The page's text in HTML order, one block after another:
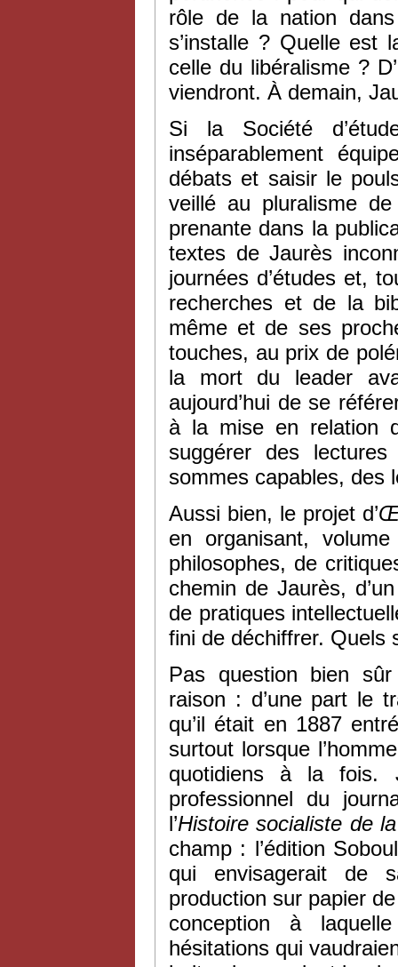
rôle de la nation dans
s’installe ? Quelle est
celle du libéralisme ?
viendront. À demain,
Si la Société
inséparablement
débats et saisir le
veillé au pluralisme
prenante dans la
textes de Jaurès
journées d’études et,
recherches et de la
même et de ses
touches, au prix de
la mort du leader
aujourd’hui de se
à la mise en relation
suggérer des
sommes capables, des
Aussi bien, le projet d’
en organisant,
philosophes, de
chemin de Jaurès,
de pratiques
fini de déchiffrer. Quels
Pas question bien
raison : d’une part le
qu’il était en 1887
surtout lorsque
quotidiens à la fois.
professionnel du
l’Histoire socialiste de
champ : l’édition
qui envisagerait de
production sur papier
conception à
hésitations qui